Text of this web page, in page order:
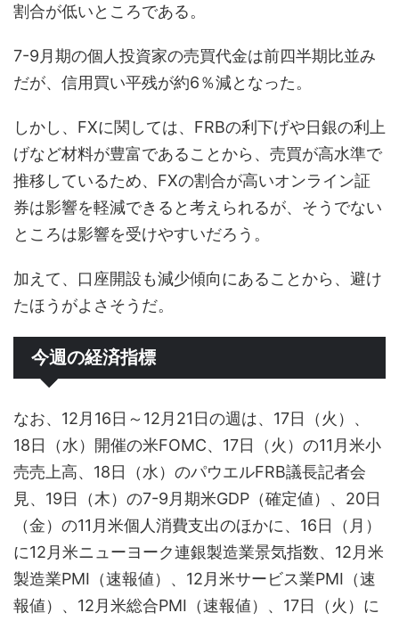
割合が低いところである。
7-9月期の個人投資家の売買代金は前四半期比並み
だが、信用買い平残が約6％減となった。
しかし、FXに関しては、FRBの利下げや日銀の利上
げなど材料が豊富であることから、売買が高水準で
推移しているため、FXの割合が高いオンライン証
券は影響を軽減できると考えられるが、そうでない
ところは影響を受けやすいだろう。
加えて、口座開設も減少傾向にあることから、避け
たほうがよさそうだ。
今週の経済指標
なお、12月16日～12月21日の週は、17日（火）、
18日（水）開催の米FOMC、17日（火）の11月米小
売売上高、18日（水）のパウエルFRB議長記者会
見、19日（木）の7-9月期米GDP（確定値）、20日
（金）の11月米個人消費支出のほかに、16日（月）
に12月米ニューヨーク連銀製造業景気指数、12月米
製造業PMI（速報値）、12月米サービス業PMI（速
報値）、12月米総合PMI（速報値）、17日（火）に